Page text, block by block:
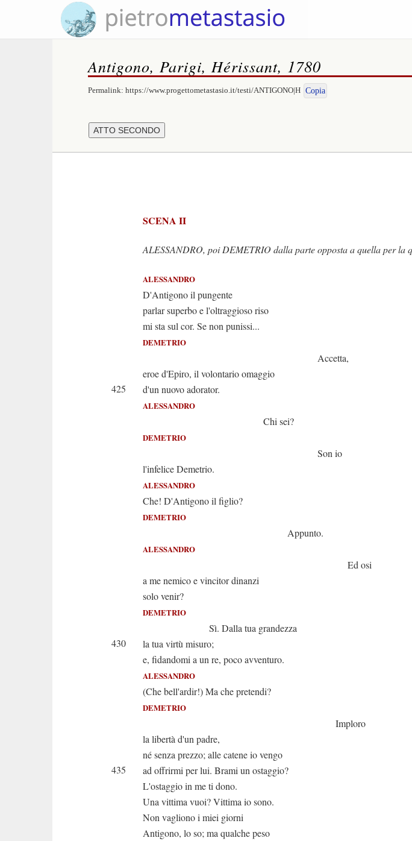
Antigono, Parigi, Hérissant, 1780
Permalink: https://www.progettometastasio.it/testi/ANTIGONO|H Copia
SCENA II
ALESSANDRO, poi DEMETRIO dalla parte opposta a quella per la
ALESSANDRO
D'Antigono il pungente
parlar superbo e l'oltraggioso riso
mi sta sul cor. Se non punissi...
DEMETRIO
Accetta,
eroe d'Epiro, il volontario omaggio
425
d'un nuovo adorator.
ALESSANDRO
Chi sei?
DEMETRIO
Son io
l'infelice Demetrio.
ALESSANDRO
Che! D'Antigono il figlio?
DEMETRIO
Appunto.
ALESSANDRO
Ed osi
a me nemico e vincitor dinanzi
solo venir?
DEMETRIO
Sì. Dalla tua grandezza
430
la tua virtù misuro;
e, fidandomi a un re, poco avventuro.
ALESSANDRO
(Che bell'ardir!) Ma che pretendi?
DEMETRIO
Imploro
la libertà d'un padre,
né senza prezzo; alle catene io vengo
435
ad offrirmi per lui. Brami un ostaggio?
L'ostaggio in me ti dono.
Una vittima vuoi? Vittima io sono.
Non vagliono i miei giorni
Antigono, lo so; ma qualche peso